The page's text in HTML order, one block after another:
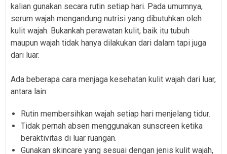
kalian gunakan secara rutin setiap hari. Pada umumnya,
serum wajah mengandung nutrisi yang dibutuhkan oleh
kulit wajah. Bukankah perawatan kulit, baik itu tubuh
maupun wajah tidak hanya dilakukan dari dalam tapi juga
dari luar.
Ada beberapa cara menjaga kesehatan kulit wajah dari luar,
antara lain:
Rutin membersihkan wajah setiap hari menjelang tidur.
Tidak pernah absen menggunakan sunscreen ketika
beraktivitas di luar ruangan.
Gunakan skincare yang sesuai dengan jenis kulit wajah,